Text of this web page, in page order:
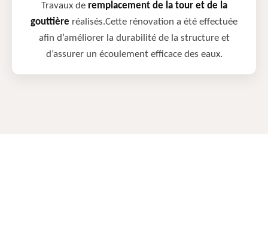
Travaux de remplacement de la tour et de la
gouttière réalisés.Cette rénovation a été effectuée
afin d’améliorer la durabilité de la structure et
d’assurer un écoulement efficace des eaux.